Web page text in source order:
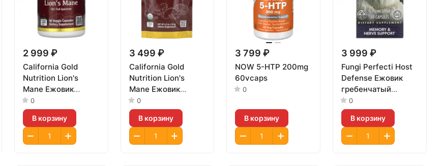
2 999 ₽
California Gold
Nutrition Lion's
Mane Ежовик
Гребенчатый
90vcaps
0
В корзину
3 499 ₽
California Gold
Nutrition Lion's
Mane Ежовик
Гребенчатый 120г
0
В корзину
3 799 ₽
NOW 5-HTP 200mg
60vcaps
0
В корзину
3 999 ₽
Fungi Perfecti Host
Defense Ежовик
гребенчатый
30caps
0
В корзину